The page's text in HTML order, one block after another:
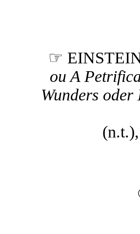
☞
ou A
Wunders